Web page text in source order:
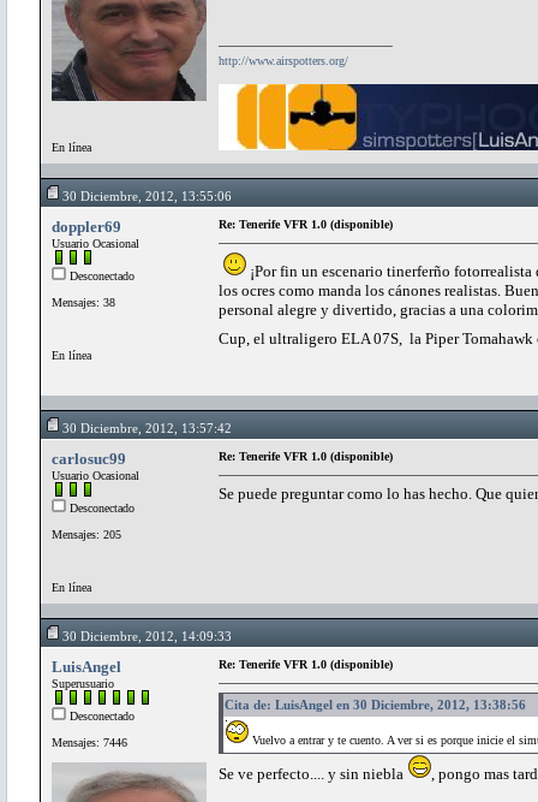
En línea
http://www.airspotters.org/
30 Diciembre, 2012, 13:55:06
doppler69
Usuario Ocasional
Desconectado
Mensajes: 38
En línea
Re: Tenerife VFR 1.0 (disponible)
¡Por fin un escenario tinerferño
los ocres como manda los cánones realistas.
personal alegre y divertido, gracias a una
Cup, el ultraligero ELA 07S, la Piper
30 Diciembre, 2012, 13:57:42
carlosuc99
Usuario Ocasional
Desconectado
Mensajes: 205
En línea
Re: Tenerife VFR 1.0 (disponible)
Se puede preguntar como lo has hecho. Que
30 Diciembre, 2012, 14:09:33
LuisAngel
Superusuario
Desconectado
Mensajes: 7446
Re: Tenerife VFR 1.0 (disponible)
Cita de: LuisAngel en 30 Diciembre, 2012, 13:38:56
Vuelvo a entrar y te cuento. A ver si es porque inicie el
Se ve perfecto.... y sin niebla , pongo mas